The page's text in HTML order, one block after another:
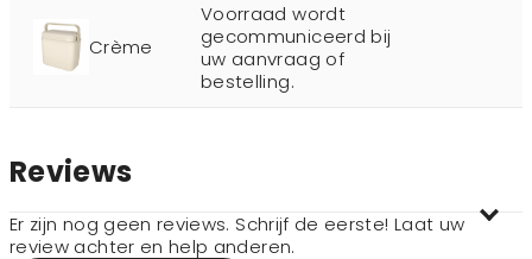
Crème
Voorraad wordt
gecommuniceerd bij
uw aanvraag of
bestelling.
Reviews
Er zijn nog geen reviews. Schrijf de eerste! Laat uw
review achter en help anderen.